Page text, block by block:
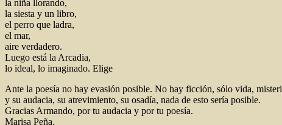
la niña llorando,
la siesta y un libro,
el perro que ladra,
el mar,
aire verdadero.
Luego está la Arcadia,
lo ideal, lo imaginado. Elige
Ante la poesía no hay evasión posible. No hay ficción, sólo vida,
y su audacia, su atrevimiento, su osadía, nada de esto sería posible.
Gracias Armando, por tu audacia y por tu poesía.
Marisa Peña.